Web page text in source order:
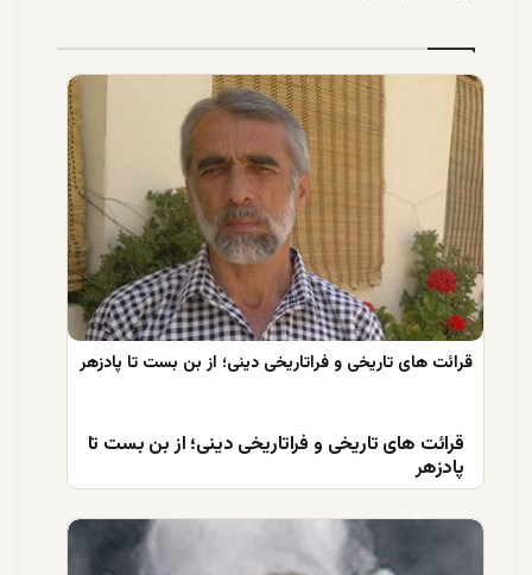
قرائت های تاریخی و فراتاریخی دینی؛ از بن بست تا
پادزهر